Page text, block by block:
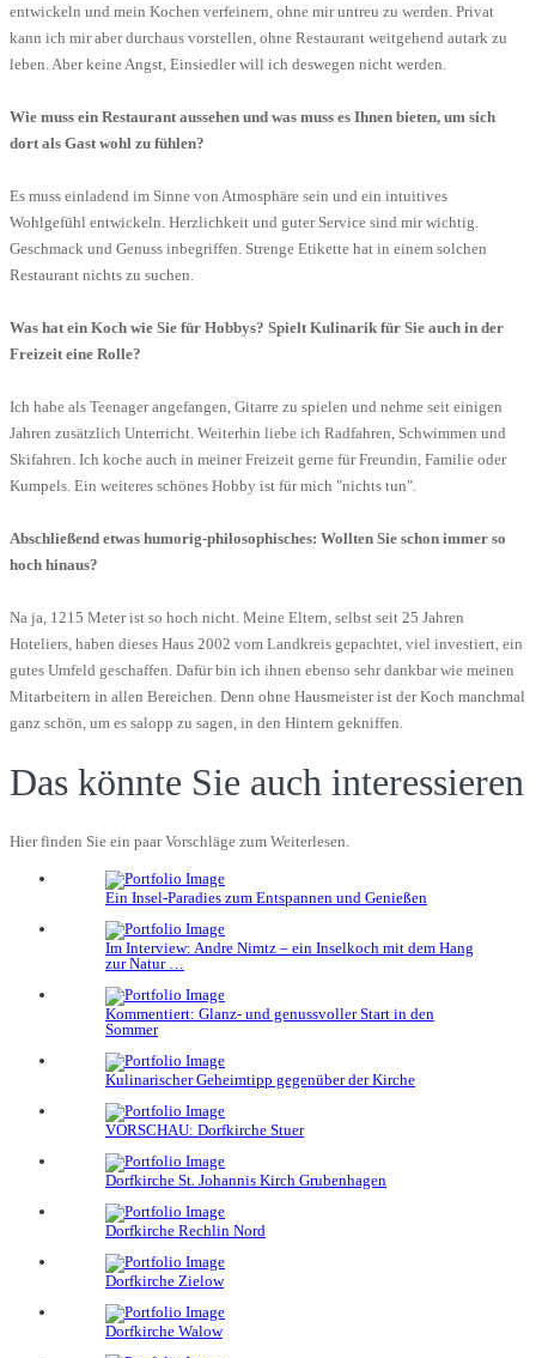
entwickeln und mein Kochen verfeinern, ohne mir untreu zu werden. Privat
kann ich mir aber durchaus vorstellen, ohne Restaurant weitgehend autark zu
leben. Aber keine Angst, Einsiedler will ich deswegen nicht werden.
Wie muss ein Restaurant aussehen und was muss es Ihnen bieten, um sich
dort als Gast wohl zu fühlen?
Es muss einladend im Sinne von Atmosphäre sein und ein intuitives
Wohlgefühl entwickeln. Herzlichkeit und guter Service sind mir wichtig.
Geschmack und Genuss inbegriffen. Strenge Etikette hat in einem solchen
Restaurant nichts zu suchen.
Was hat ein Koch wie Sie für Hobbys? Spielt Kulinarik für Sie auch in der
Freizeit eine Rolle?
Ich habe als Teenager angefangen, Gitarre zu spielen und nehme seit einigen
Jahren zusätzlich Unterricht. Weiterhin liebe ich Radfahren, Schwimmen und
Skifahren. Ich koche auch in meiner Freizeit gerne für Freundin, Familie oder
Kumpels. Ein weiteres schönes Hobby ist für mich "nichts tun".
Abschließend etwas humorig-philosophisches: Wollten Sie schon immer so
hoch hinaus?
Na ja, 1215 Meter ist so hoch nicht. Meine Eltern, selbst seit 25 Jahren
Hoteliers, haben dieses Haus 2002 vom Landkreis gepachtet, viel investiert, ein
gutes Umfeld geschaffen. Dafür bin ich ihnen ebenso sehr dankbar wie meinen
Mitarbeitern in allen Bereichen. Denn ohne Hausmeister ist der Koch manchmal
ganz schön, um es salopp zu sagen, in den Hintern gekniffen.
Das könnte Sie auch interessieren
Hier finden Sie ein paar Vorschläge zum Weiterlesen.
Ein Insel-Paradies zum Entspannen und Genießen
Im Interview: Andre Nimtz – ein Inselkoch mit dem Hang
zur Natur …
Kommentiert: Glanz- und genussvoller Start in den
Sommer
Kulinarischer Geheimtipp gegenüber der Kirche
VORSCHAU: Dorfkirche Stuer
Dorfkirche St. Johannis Kirch Grubenhagen
Dorfkirche Rechlin Nord
Dorfkirche Zielow
Dorfkirche Walow